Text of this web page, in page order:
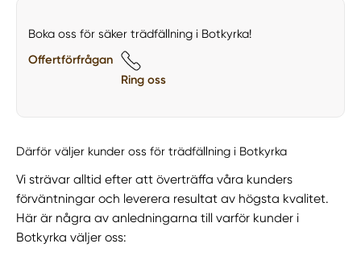
Boka oss för säker trädfällning i Botkyrka!
Offertförfrågan
Ring oss
Därför väljer kunder oss för trädfällning i Botkyrka
Vi strävar alltid efter att överträffa våra kunders
förväntningar och leverera resultat av högsta kvalitet.
Här är några av anledningarna till varför kunder i
Botkyrka väljer oss: